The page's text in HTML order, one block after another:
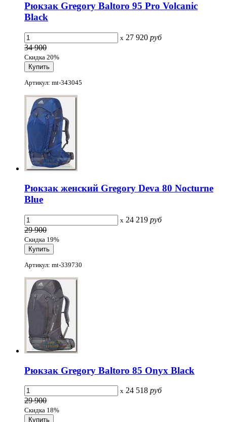
Рюкзак Gregory Baltoro 95 Pro Volcanic
Black
x 27 920 руб
34 900
Скидка 20%
Артикул: mt-343045
Рюкзак женский Gregory Deva 80 Nocturne
Blue
x 24 219 руб
29 900
Скидка 19%
Артикул: mt-339730
Рюкзак Gregory Baltoro 85 Onyx Black
x 24 518 руб
29 900
Скидка 18%